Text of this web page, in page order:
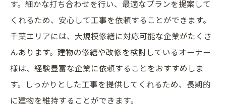
す。細かな打ち合わせを行い、最適なプランを提案して
くれるため、安心して工事を依頼することができます。
千葉エリアには、大規模修繕に対応可能な企業がたくさ
んあります。建物の修繕や改修を検討しているオーナー
様は、経験豊富な企業に依頼することをおすすめしま
す。しっかりとした工事を提供してくれるため、長期的
に建物を維持することができます。